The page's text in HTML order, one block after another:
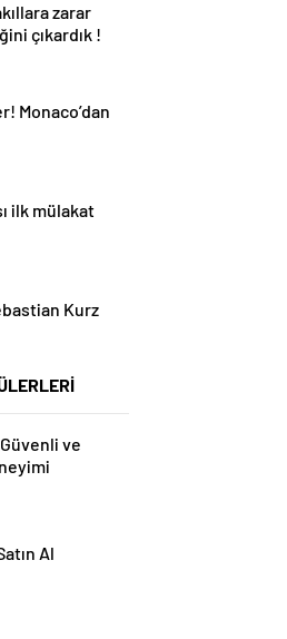
zarar
çıkardık !
Monaco’dan
ilk mülakat
Kurz
ve
Al